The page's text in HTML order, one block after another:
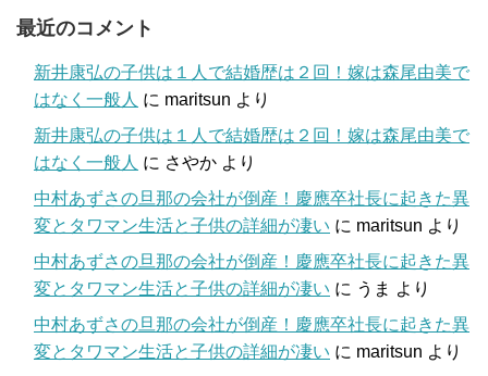
最近のコメント
新井康弘の子供は１人で結婚歴は２回！嫁は森尾由美で
はなく一般人 に maritsun より
新井康弘の子供は１人で結婚歴は２回！嫁は森尾由美で
はなく一般人 に さやか より
中村あずさの旦那の会社が倒産！慶應卒社長に起きた異
変とタワマン生活と子供の詳細が凄い に maritsun より
中村あずさの旦那の会社が倒産！慶應卒社長に起きた異
変とタワマン生活と子供の詳細が凄い に うま より
中村あずさの旦那の会社が倒産！慶應卒社長に起きた異
変とタワマン生活と子供の詳細が凄い に maritsun より